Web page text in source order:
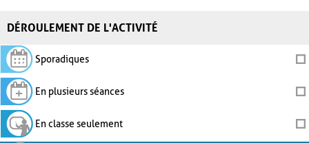
DÉROULEMENT DE L'ACTIVITÉ
Sporadiques
En plusieurs séances
En classe seulement